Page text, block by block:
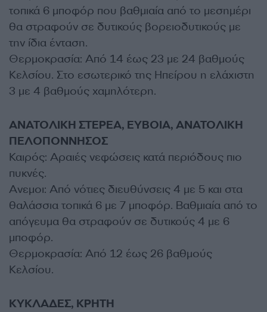
τοπικά 6 μποφόρ που βαθμιαία από το μεσημέρι
θα στραφούν σε δυτικούς βορειοδυτικούς με
την ίδια ένταση.
Θερμοκρασία: Από 14 έως 23 με 24 βαθμούς
Κελσίου. Στο εσωτερικό της Ηπείρου η ελάχιστη
3 με 4 βαθμούς χαμηλότερη.
ΑΝΑΤΟΛΙΚΗ ΣΤΕΡΕΑ, ΕΥΒΟΙΑ, ΑΝΑΤΟΛΙΚΗ
ΠΕΛΟΠΟΝΝΗΣΟΣ
Καιρός: Αραιές νεφώσεις κατά περιόδους πιο
πυκνές.
Ανεμοι: Από νότιες διευθύνσεις 4 με 5 και στα
θαλάσσια τοπικά 6 με 7 μποφόρ. Βαθμιαία από το
απόγευμα θα στραφούν σε δυτικούς 4 με 6
μποφόρ.
Θερμοκρασία: Από 12 έως 26 βαθμούς
Κελσίου.
ΚΥΚΛΑΔΕΣ, ΚΡΗΤΗ